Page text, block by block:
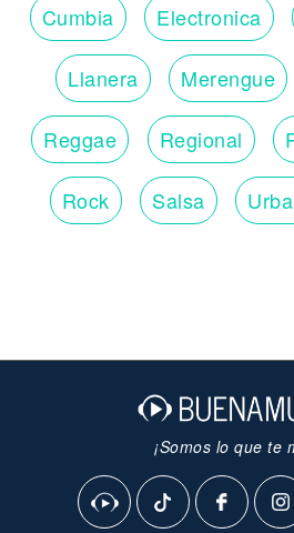
Cumbia Electronica
Llanera Merengue
Reggae Regional
Rock Salsa
¡Somos lo que te